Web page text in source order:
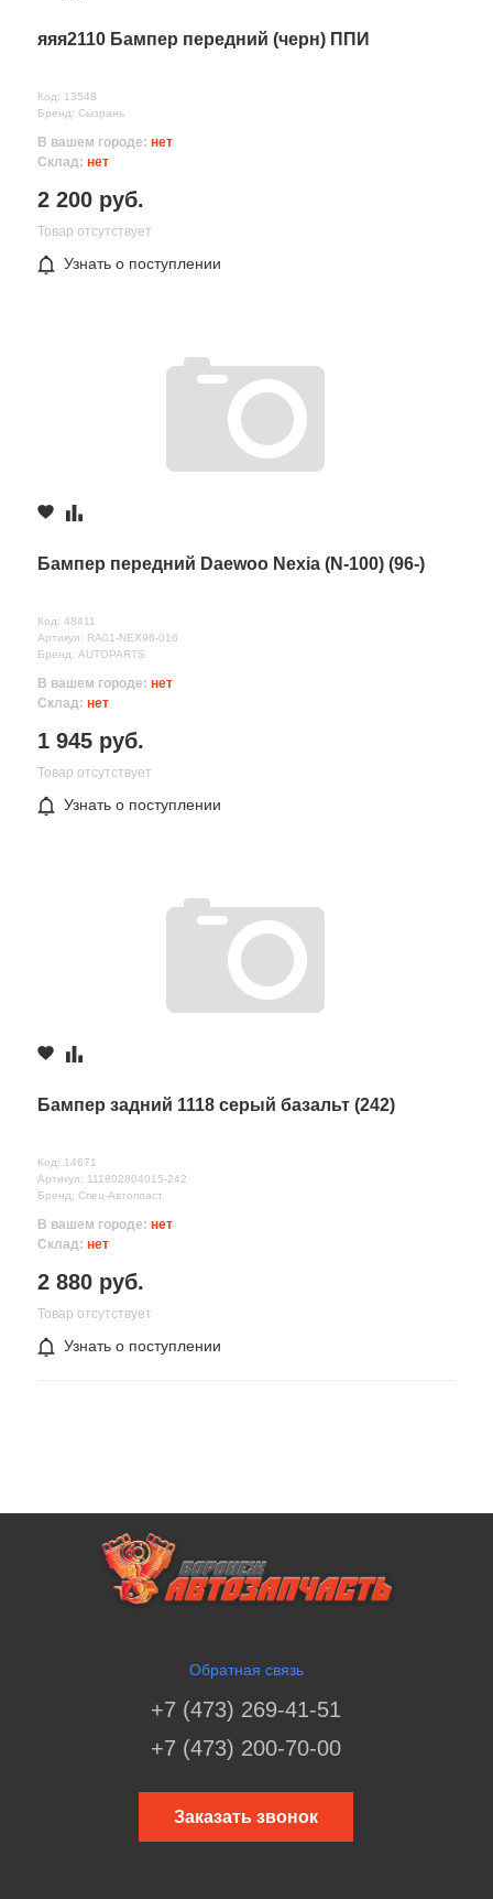
Все поля формы обязательны
яяя2110 Бампер передний (черн) ППИ
Код: 13548
Бренд: Сызрань
В вашем городе: нет
Склад: нет
2 200 руб.
Товар отсутствует
Узнать о поступлении
Бампер передний Daewoo Nexia (N-100) (96-)
Код: 48411
Артикул: RA01-NEX96-016
Бренд: AUTOPARTS
В вашем городе: нет
Склад: нет
1 945 руб.
Товар отсутствует
Узнать о поступлении
Бампер задний 1118 серый базальт (242)
Код: 14671
Артикул: 111802804015-242
Бренд: Спец-Автопласт
В вашем городе: нет
Склад: нет
2 880 руб.
Товар отсутствует
Узнать о поступлении
Обратная связь
+7 (473) 269-41-51
+7 (473) 200-70-00
Заказать звонок